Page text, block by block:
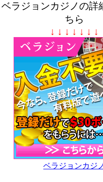
ベラジョンカジノの詳
ちら
↓ ↓ ↓ ↓ ↓ ↓ ↓
ベラジョンカジ